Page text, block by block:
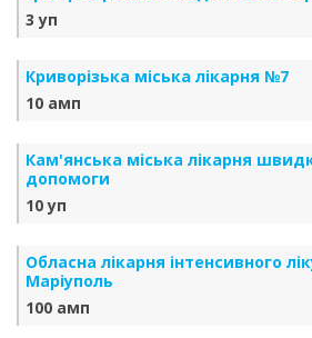
3 уп
Криворізька міська лікарня №7
10 амп
Кам'янська міська лікарня
допомоги
10 уп
Обласна лікарня інтенсивного
Маріуполь
100 амп